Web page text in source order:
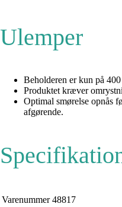
Ulemper
Beholderen er kun på
Produktet kræver
Optimal smørelse opnås
afgørende.
Varenummer 48817